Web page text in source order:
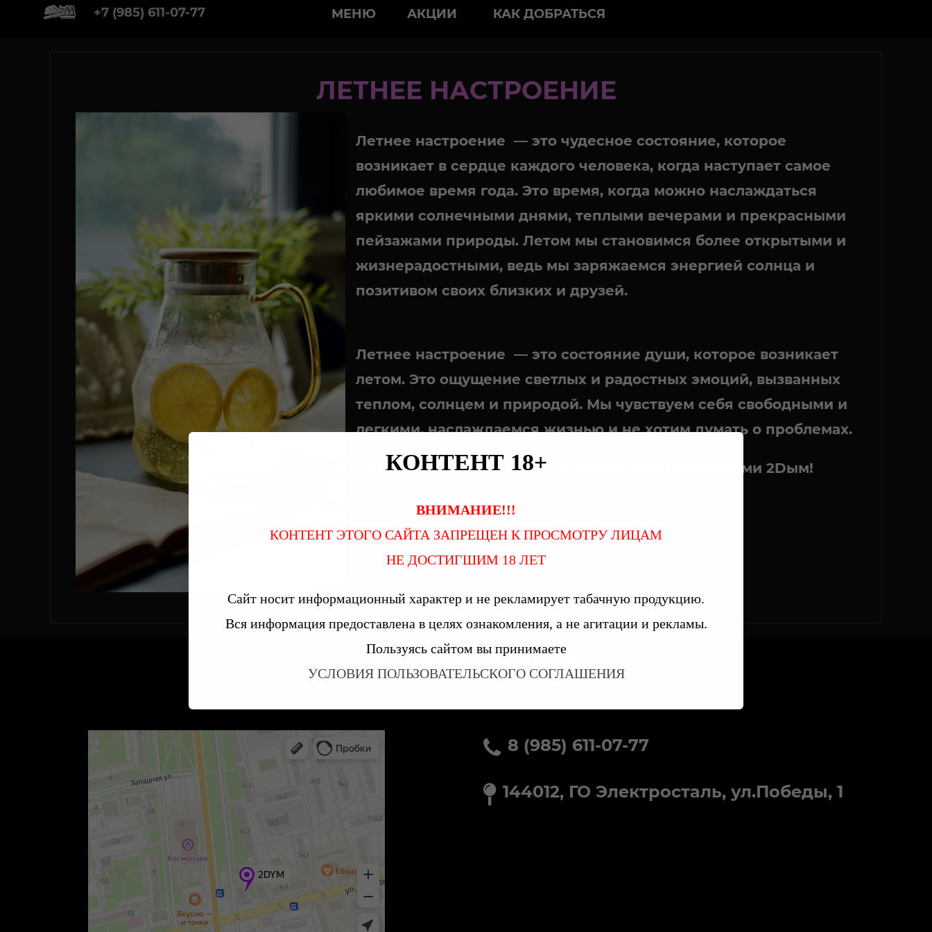
+7 (985) 611-07-77 МЕНЮ АКЦИИ КАК ДОБРАТЬСЯ
ЛЕТНЕЕ НАСТРОЕНИЕ
Летнее настроение — это чудесное состояние, которое
возникает в сердце каждого человека, когда наступает самое
любимое время года. Это время, когда можно наслаждаться
яркими солнечными днями, теплыми вечерами и прекрасными
пейзажами природы. Летом мы становимся более открытыми и
жизнерадостными, ведь мы заряжаемся энергией солнца и
позитивом своих близких и друзей.
Летнее настроение — это состояние души, которое возникает
летом. Это ощущение светлых и радостных эмоций, вызванных
теплом, солнцем и природой. Мы чувствуем себя свободными и
легкими, наслаждаемся жизнью и не хотим думать о проблемах.
Ощути прилив сил вместе с бодрящими лимонадами 2Dым!
НАС ЛЕГКО НАЙТИ
8 (985) 611-07-77
144012, ГО Электросталь, ул.Победы, 1
КОНТЕНТ 18+
ВНИМАНИЕ!!!
КОНТЕНТ ЭТОГО САЙТА ЗАПРЕЩЕН К ПРОСМОТРУ ЛИЦАМ
НЕ ДОСТИГШИМ 18 ЛЕТ
Сайт носит информационный характер и не рекламирует табачную продукцию.
Вся информация предоставлена в целях ознакомления, а не агитации и рекламы.
Пользуясь сайтом вы принимаете
УСЛОВИЯ ПОЛЬЗОВАТЕЛЬСКОГО СОГЛАШЕНИЯ